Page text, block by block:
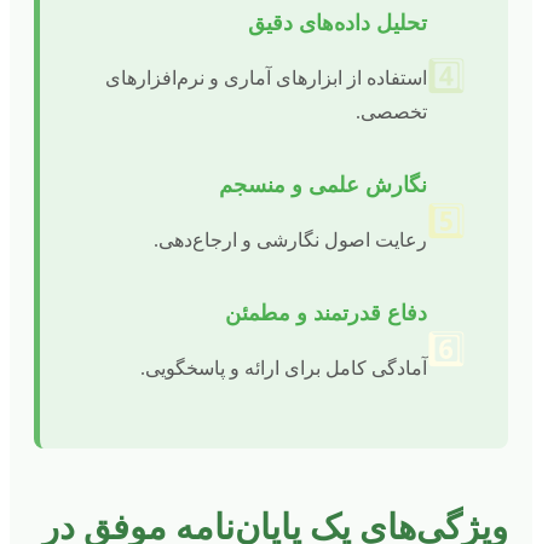
4️⃣
تحلیل داده‌های دقیق
استفاده از ابزارهای آماری و نرم‌افزارهای
تخصصی.
5️⃣
نگارش علمی و منسجم
رعایت اصول نگارشی و ارجاع‌دهی.
6️⃣
دفاع قدرتمند و مطمئن
آمادگی کامل برای ارائه و پاسخگویی.
ویژگی‌های یک پایان‌نامه موفق در